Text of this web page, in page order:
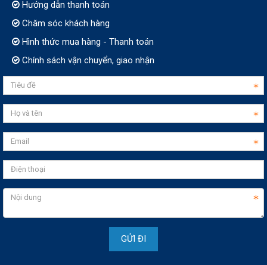
Hướng dẫn thanh toán
Chăm sóc khách hàng
Hình thức mua hàng - Thanh toán
Chính sách vận chuyển, giao nhận